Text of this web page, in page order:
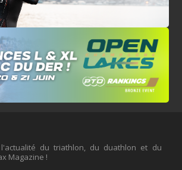
du triathlon, du duathlon et du
Magazine !